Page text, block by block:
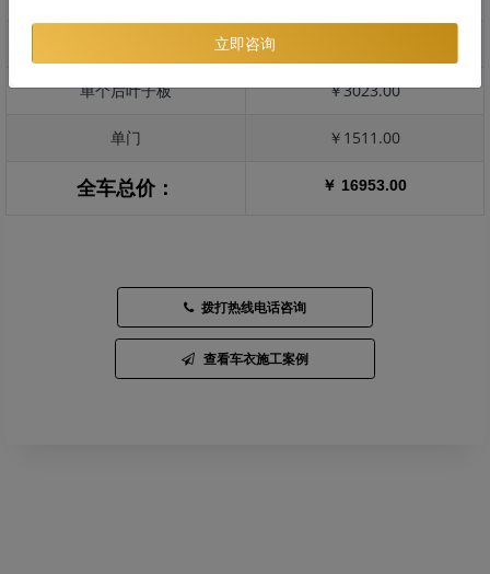
单个后叶子板 ￥3023.00
单门 ￥1511.00
全车总价： ￥ 16953.00
拨打热线电话咨询
查看车衣施工案例
立即咨询